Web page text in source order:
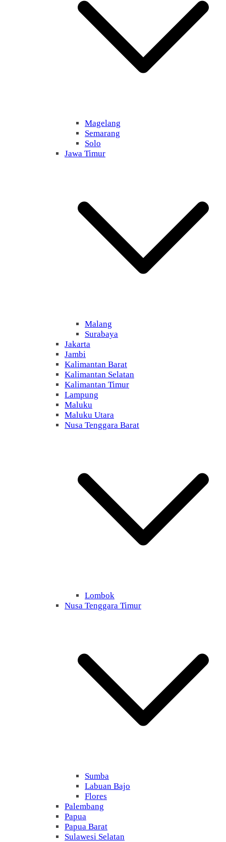
Magelang
Semarang
Solo
Jawa Timur
Malang
Surabaya
Jakarta
Jambi
Kalimantan Barat
Kalimantan Selatan
Kalimantan Timur
Lampung
Maluku
Maluku Utara
Nusa Tenggara Barat
Lombok
Nusa Tenggara Timur
Sumba
Labuan Bajo
Flores
Palembang
Papua
Papua Barat
Sulawesi Selatan